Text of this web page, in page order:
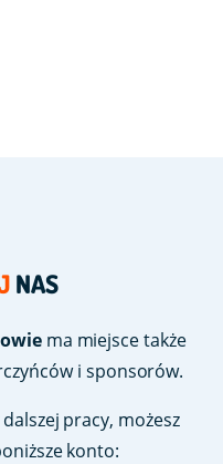
NAS
ma miejsce także
i sponsorów.
pracy, możesz
konto: